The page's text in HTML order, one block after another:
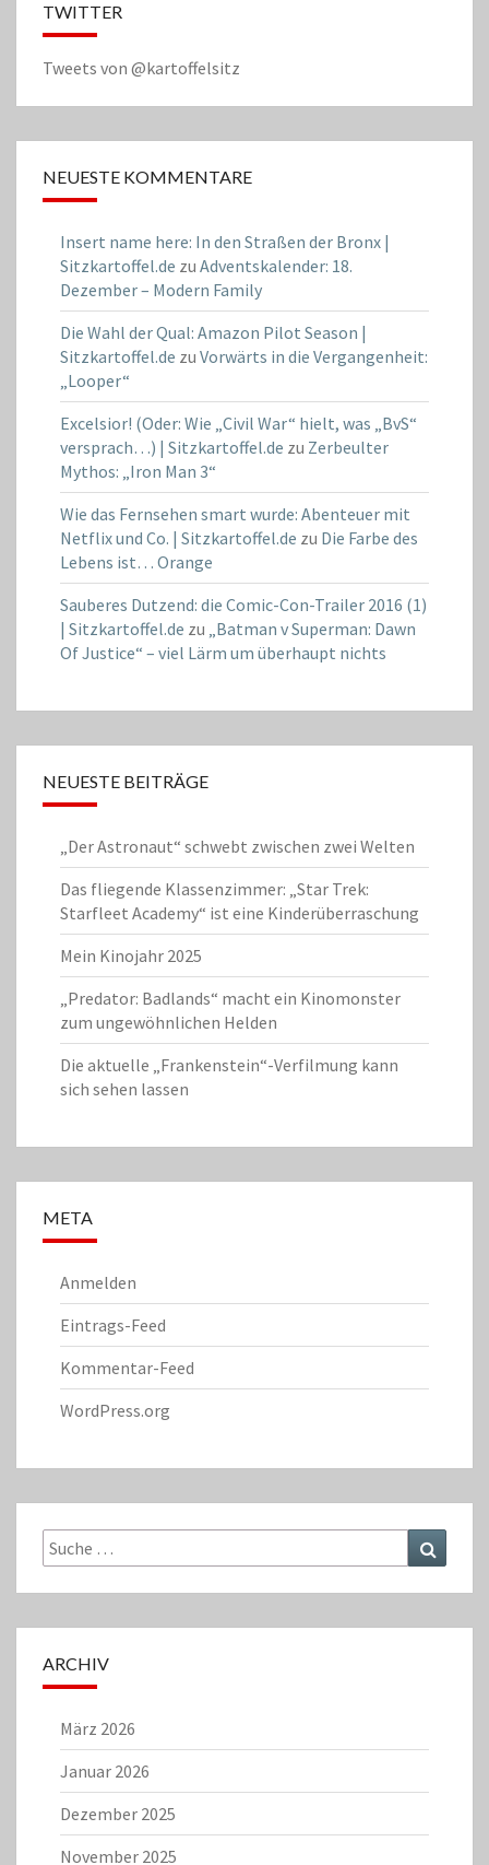
TWITTER
Tweets von @kartoffelsitz
NEUESTE KOMMENTARE
Insert name here: In den Straßen der Bronx |
Sitzkartoffel.de zu Adventskalender: 18.
Dezember – Modern Family
Die Wahl der Qual: Amazon Pilot Season |
Sitzkartoffel.de zu Vorwärts in die Vergangenheit:
„Looper“
Excelsior! (Oder: Wie „Civil War“ hielt, was „BvS“
versprach…) | Sitzkartoffel.de zu Zerbeulter
Mythos: „Iron Man 3“
Wie das Fernsehen smart wurde: Abenteuer mit
Netflix und Co. | Sitzkartoffel.de zu Die Farbe des
Lebens ist… Orange
Sauberes Dutzend: die Comic-Con-Trailer 2016 (1)
| Sitzkartoffel.de zu „Batman v Superman: Dawn
Of Justice“ – viel Lärm um überhaupt nichts
NEUESTE BEITRÄGE
„Der Astronaut“ schwebt zwischen zwei Welten
Das fliegende Klassenzimmer: „Star Trek:
Starfleet Academy“ ist eine Kinderüberraschung
Mein Kinojahr 2025
„Predator: Badlands“ macht ein Kinomonster
zum ungewöhnlichen Helden
Die aktuelle „Frankenstein“-Verfilmung kann
sich sehen lassen
META
Anmelden
Eintrags-Feed
Kommentar-Feed
WordPress.org
Suche
nach:
ARCHIV
März 2026
Januar 2026
Dezember 2025
November 2025